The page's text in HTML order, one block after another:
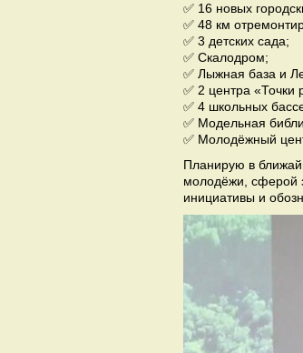
✅ 16 новых
✅ 48 км
✅ 3 детских сада;
✅ Скалодром;
✅ Лыжная база и
✅ 2 центра «Точки
✅ 4 школьных
✅ Модельная
✅ Молодёжный
Планирую в
молодёжи, сферой
инициативы и